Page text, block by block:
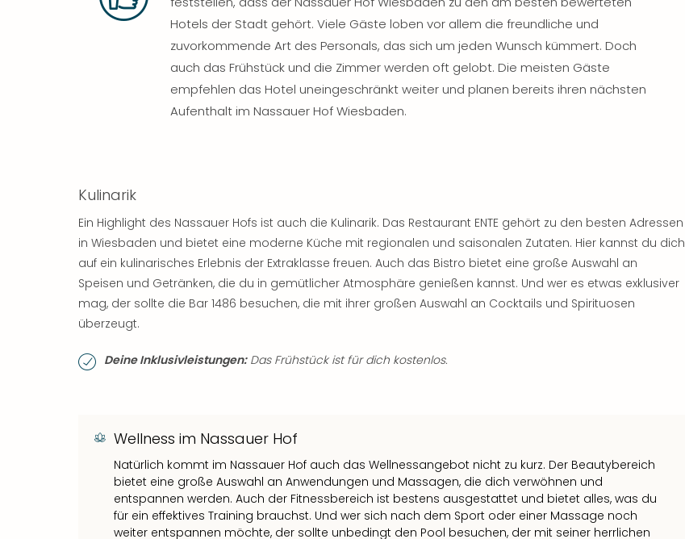
Hotels der Stadt gehört. Viele Gäste loben vor allem die freundliche und
zuvorkommende Art des Personals, das sich um jeden Wunsch kümmert. Doch
auch das Frühstück und die Zimmer werden oft gelobt. Die meisten Gäste
empfehlen das Hotel uneingeschränkt weiter und planen bereits ihren nächsten
Aufenthalt im Nassauer Hof Wiesbaden.
Kulinarik
Ein Highlight des Nassauer Hofs ist auch die Kulinarik. Das Restaurant ENTE gehört zu den besten Adressen
in Wiesbaden und bietet eine moderne Küche mit regionalen und saisonalen Zutaten. Hier kannst du dich
auf ein kulinarisches Erlebnis der Extraklasse freuen. Auch das Bistro bietet eine große Auswahl an
Speisen und Getränken, die du in gemütlicher Atmosphäre genießen kannst. Und wer es etwas exklusiver
mag, der sollte die Bar 1486 besuchen, die mit ihrer großen Auswahl an Cocktails und Spirituosen
überzeugt.
Deine Inklusivleistungen:Das Frühstück ist für dich kostenlos.
Wellness im Nassauer Hof
Natürlich kommt im Nassauer Hof auch das Wellnessangebot nicht zu kurz. Der Beautybereich
bietet eine große Auswahl an Anwendungen und Massagen, die dich verwöhnen und
entspannen werden. Auch der Fitnessbereich ist bestens ausgestattet und bietet alles, was du
für ein effektives Training brauchst. Und wer sich nach dem Sport oder einer Massage noch
weiter entspannen möchte, der sollte unbedingt den Pool besuchen, der mit seiner herrlichen